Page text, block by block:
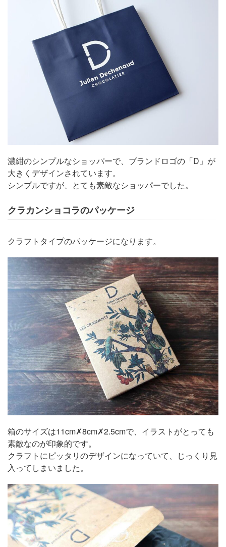
濃紺のシンプルなショッパーで、ブランドロゴの「D」が
大きくデザインされています。
シンプルですが、とても素敵なショッパーでした。
クラカンショコラのパッケージ
クラフトタイプのパッケージになります。
箱のサイズは11cm✗8cm✗2.5cmで、イラストがとっても
素敵なのが印象的です。
クラフトにピッタリのデザインになっていて、じっくり見
入ってしまいました。